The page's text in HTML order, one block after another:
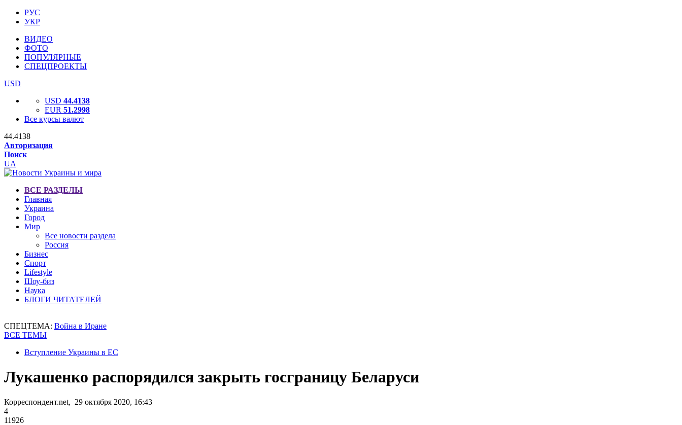
РУС
УКР
ВИДЕО
ФОТО
ПОПУЛЯРНЫЕ
СПЕЦПРОЕКТЫ
USD
USD 44.4138
EUR 51.2998
Все курсы валют
44.4138
Авторизация
Поиск
UA
ВСЕ РАЗДЕЛЫ
Главная
Украина
Город
Мир
Все новости раздела
Россия
Бизнес
Спорт
Lifestyle
Шоу-биз
Наука
БЛОГИ ЧИТАТЕЛЕЙ
СПЕЦТЕМА: Война в Иране
ВСЕ ТЕМЫ
Вступление Украины в ЕС
Лукашенко распорядился закрыть госграницу Беларуси
Корреспондент.net, 29 октября 2020, 16:43
4
11926